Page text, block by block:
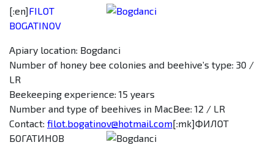
[:en]FILOT
BOGATINOV
Apiary location: Bogdanci
Number of honey bee colonies and beehive’s type: 30 /
LR
Beekeeping experience: 15 years
Number and type of beehives in MacBee: 12 / LR
Contact: filot.bogatinov@hotmail.com[:mk]ФИЛОТ
БОГАТИНОВ